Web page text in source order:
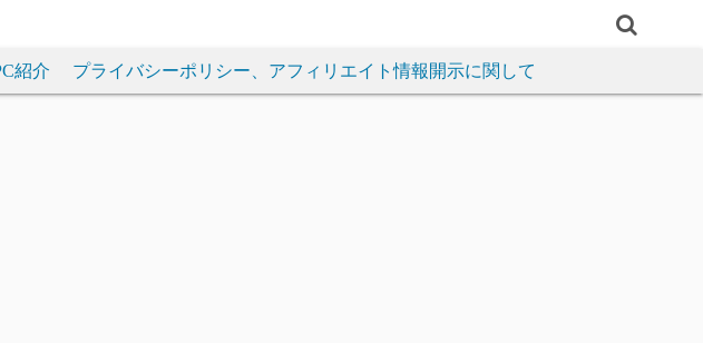
紹介 プライバシーポリシー、アフィリエイト情報開示に関して